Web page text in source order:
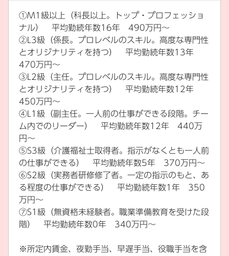
①M1級以上（科長以上。トップ・プロフェッショ
ナル） 平均勤続年数16年 490万円～
②L3級（係長。プロレベルのスキル。高度な専門性
とオリジナリティを持つ） 平均勤続年数13年
470万円～
③L2級（主任。プロレベルのスキル。高度な専門性
とオリジナリティを持つ） 平均勤続年数12年
450万円～
④L1級（副主任。一人前の仕事ができる段階。チー
ム内でのリーダー） 平均勤続年数12年 440万
円～
⑤S3級（介護福祉士取得者。指示がなくとも一人前
の仕事ができる） 平均勤続年数5年 370万円～
⑥S2級（実務者研修修了者。一定の指示のもと、あ
る程度の仕事ができる） 平均勤続年数1年 350
万円～
⑦S1級（無資格未経験者。職業準備教育を受けた段
階） 平均勤続年数0年 340万円～
※所定内賃金、夜勤手当、早遅手当、役職手当を含